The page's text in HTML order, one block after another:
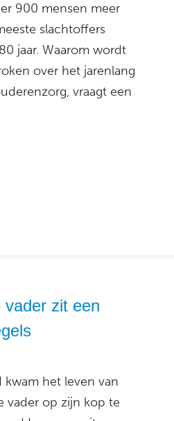
900 mensen meer
slachtoffers
jaar. Waarom wordt
over het jarenlang
vraagt een
zit een
kwam het leven van
vader op zijn kop te